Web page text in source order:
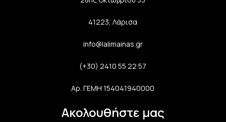
41223, Λάρισα
info@lalimainas.gr
(+30) 2410 55 22 57
Αρ. ΓΕΜΗ 154041940000
Ακολουθήστε μας